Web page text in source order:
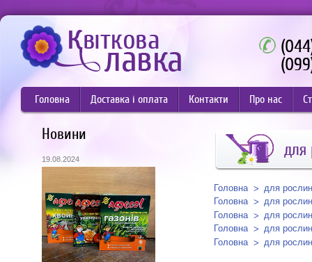
Головна Доставка і оплата Контакти Про нас
Новини
19.08.2024
для
Головна
для рослин
Головна
для рослин
Головна
для рослин
Головна
для рослин
Головна
для рослин